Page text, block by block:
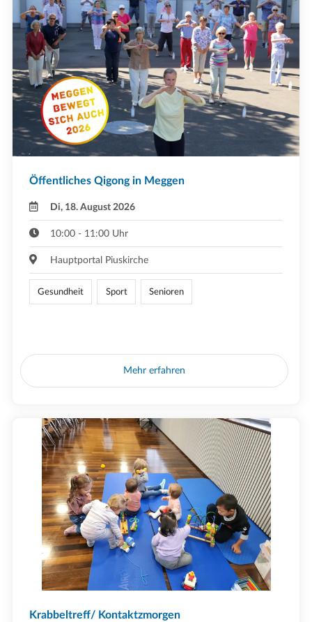
Öffentliches Qigong in Meggen
Di, 18. August 2026
10:00 - 11:00 Uhr
Hauptportal Piuskirche
Gesundheit Sport Senioren
Mehr erfahren
Krabbeltreff/ Kontaktzmorgen